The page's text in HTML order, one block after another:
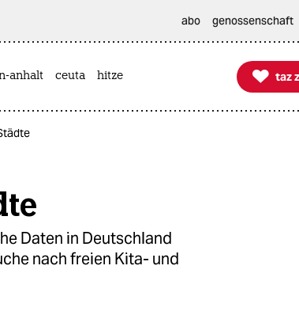
abo genossenschaft
anhalt ceuta hitze 
taz zahl
taz
Daten in Deutschland
nach freien Kita- und